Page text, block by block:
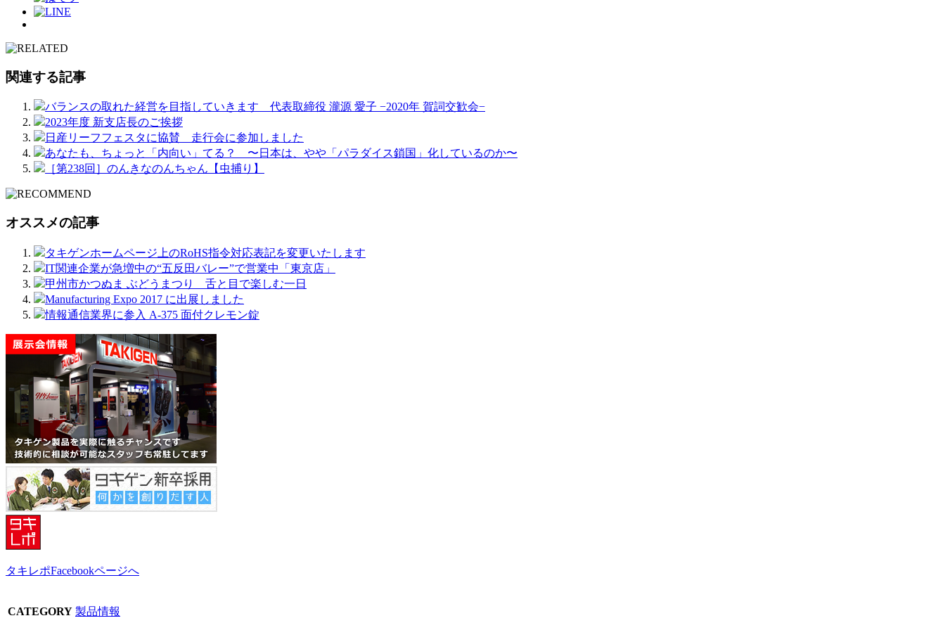
関連する記事
バランスの取れた経営を目指していきます 代表取締役 瀧源 愛子 −2020年 賀詞交歓会−
2023年度 新支店長のご挨拶
日産リーフフェスタに協賛 走行会に参加しました
あなたも、ちょっと「内向い」てる？ 〜日本は、やや「パラダイス鎖国」化しているのか〜
［第238回］のんきなのんちゃん【虫捕り】
オススメの記事
タキゲンホームページ上のRoHS指令対応表記を変更いたします
IT関連企業が急増中の“五反田バレー”で営業中「東京店」
甲州市かつぬま ぶどうまつり 舌と目で楽しむ一日
Manufacturing Expo 2017 に出展しました
情報通信業界に参入 A-375 面付クレモン錠
タキレポFacebookページへ
CATEGORY 製品情報